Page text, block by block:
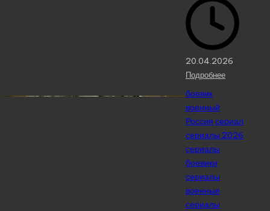
20.04.2026
Подробнее
Posted
in
боевик
военный
Россия сериал
сериалы 2026
сериалы
боевики
сериалы
военные
сериалы